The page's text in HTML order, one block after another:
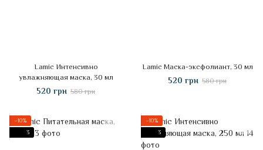
Lamic Интенсивно
увлажняющая маска, 30 мл
520 грн 580 грн
Lamic Маска-эксфолиант, 30 мл
520 грн 580 грн
−10%
3
−10%
3